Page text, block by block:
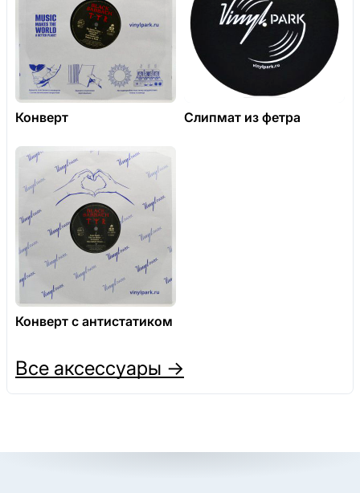
Конверт Слипмат из фетра
Конверт с антистатиком
Все аксессуары →